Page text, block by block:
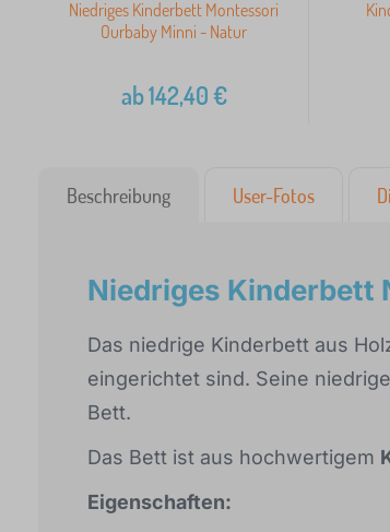
Niedriges Kinderbett Montessori
Ourbaby Minni - Natur
ab142,40€
Beschreibung User-Fotos
Niedriges Kinderbett
Das niedrige Kinderbett aus
eingerichtet sind. Seine
Bett.
Das Bett ist aus hochwertigem
Eigenschaften: